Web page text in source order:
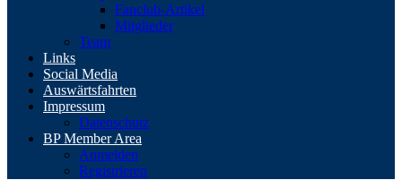
Fanclub-Artikel
Mitglieder
Team
Links
Social Media
Auswärtsfahrten
Impressum
Datenschutz
BP Member Area
Anmelden
Registrieren